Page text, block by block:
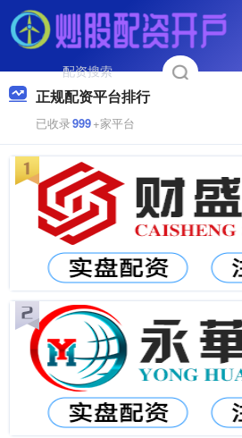
正规配资平台排行
已收录999+家平台